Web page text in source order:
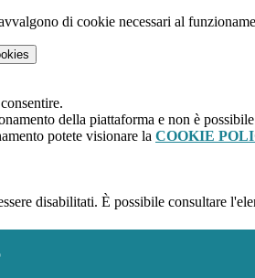
di cookie necessari al
della piattaforma e non è
potete visionare la COOKIE
disabilitati. È possibile consultare